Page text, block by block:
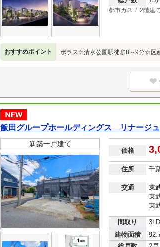
都市ガス 2階建て
おすすめポイント ポラス☆清水公園駅徒歩8～9分☆区
飯田グループホールディングス リナージ
新築一戸建て
価格
住所 千
交通
東
東
東
間取り
建物面積